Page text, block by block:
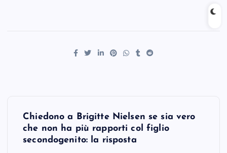
Chiedono a Brigitte Nielsen se sia vero
che non ha più rapporti col figlio
secondogenito: la risposta